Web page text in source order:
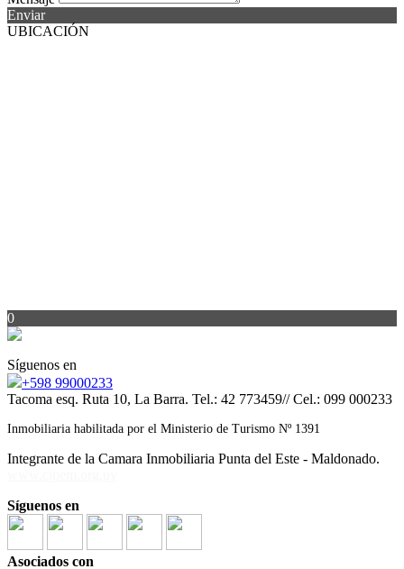
Enviar
UBICACIÓN
0
Síguenos en
+598 99000233
Tacoma esq. Ruta 10, La Barra. Tel.: 42 773459// Cel.: 099 000233
Inmobiliaria habilitada por el Ministerio de Turismo Nº 1391
Integrante de la Camara Inmobiliaria Punta del Este - Maldonado.
Síguenos en
Asociados con